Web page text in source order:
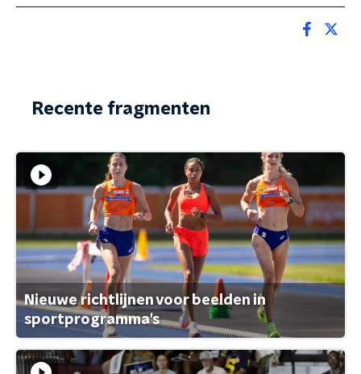
Recente fragmenten
Nieuwe richtlijnen voor beelden in
sportprogramma's